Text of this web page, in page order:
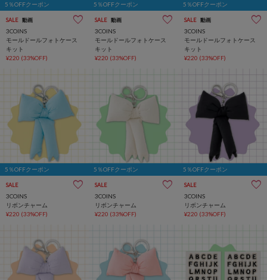
5％OFFクーポン
SALE 動画
3COINS
モールドールフォトケース
キット
¥220 (33%OFF)
5％OFFクーポン
SALE 動画
3COINS
モールドールフォトケース
キット
¥220 (33%OFF)
5％OFFクーポン
SALE 動画
3COINS
モールドールフォトケース
キット
¥220 (33%OFF)
5％OFFクーポン
SALE
3COINS
リボンチャーム
¥220 (33%OFF)
5％OFFクーポン
SALE
3COINS
リボンチャーム
¥220 (33%OFF)
5％OFFクーポン
SALE
3COINS
リボンチャーム
¥220 (33%OFF)